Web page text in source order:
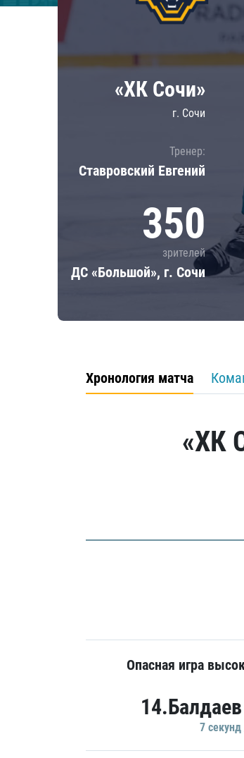
Локомотив
ЦСКА
Шанхайские
«ХК Сочи»
г. Сочи
Тренер:
Ставровский Евгений
350
зрителей
ДС «Большой», г. Сочи
Хронология матча
«ХК
Опасная игра
7